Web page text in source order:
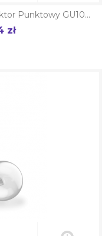
Punktowy GU10...
zł